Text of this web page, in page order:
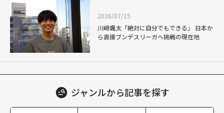
2026/07/15
川﨑颯太「絶対に自分でもできる」 日本か
ら直接ブンデスリーガへ――挑戦の現在地
ジャンルから記事を探す